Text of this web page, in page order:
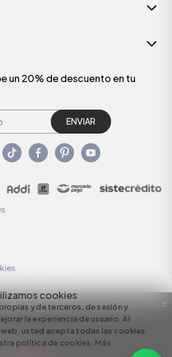
cookies
y de terceros, de sesión y
la experiencia de usuario. Al
usted acepta todas las cookies
política de cookies. Más
un 20% de descuento en tu
ENVIAR
S.A. NIT: 890924167-6 Dirección: Carrera 50 #
by